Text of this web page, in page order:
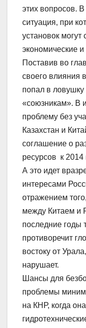
этих вопросов. В
ситуация, при
установок могут
экономические
Поставив во
своего влияния
попал в
«союзникам». В
проблему без
Казахстан и
соглашение о
ресурсов к 2014
А это идет
интересами
отражением
между Китаем и
последние годы
противоречит
востоку от
нарушает.
Шансы для
проблемы
на КНР, когда